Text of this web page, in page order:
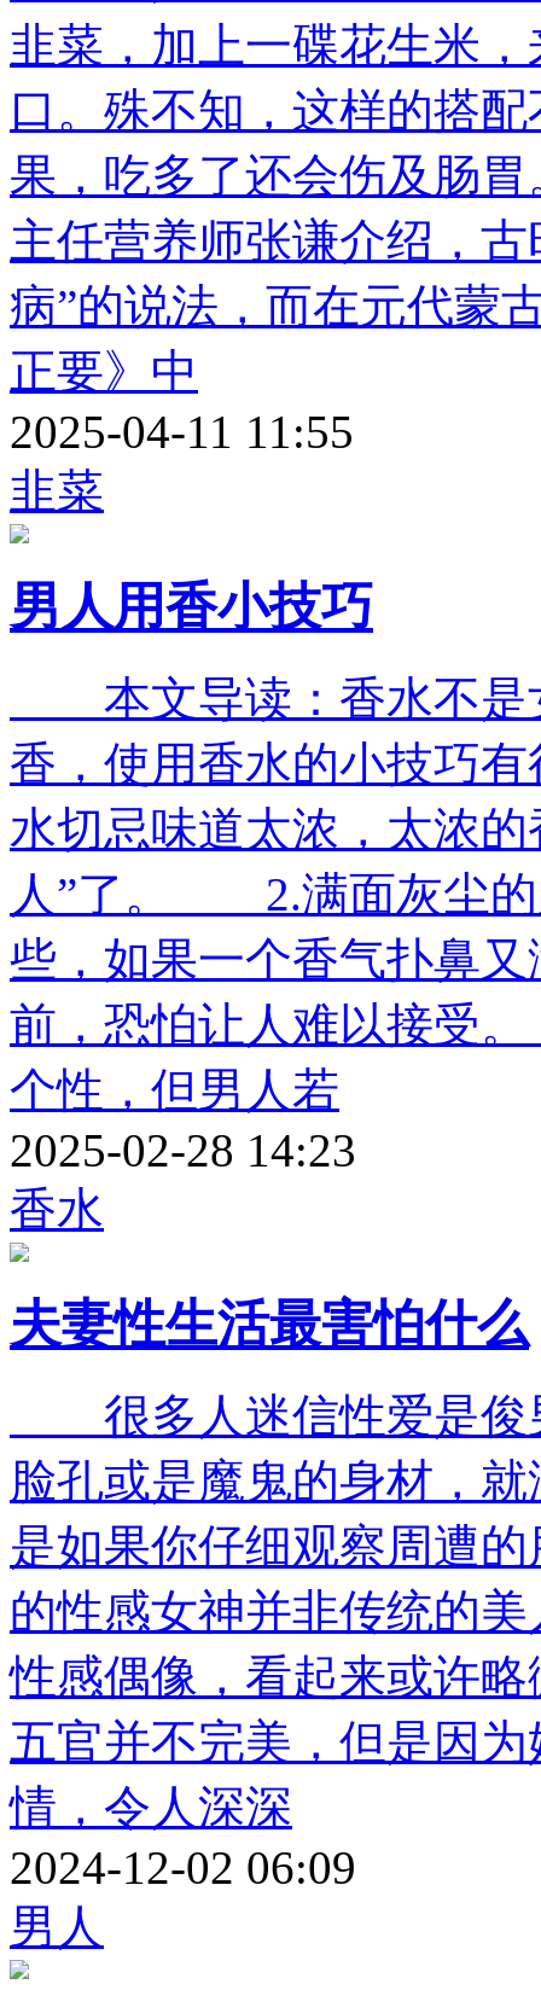
韭菜，加上一碟花生米
口。殊不知，这样的搭
果，吃多了还会伤及肠
主任营养师张谦介绍，
病”的说法，而在元代蒙
正要》中
2025-04-11 11:55
韭菜
男人用香小技巧
本文导读：香水不是
香，使用香水的小技巧
水切忌味道太浓，太浓
人”了。 2.满面灰尘的
些，如果一个香气扑鼻
前，恐怕让人难以接受
个性，但男人若
2025-02-28 14:23
香水
夫妻性生活最害怕什么
很多人迷信性爱是俊
脸孔或是魔鬼的身材
是如果你仔细观察周遭
的性感女神并非传统的
性感偶像，看起来或许
五官并不完美，但是因
情，令人深深
2024-12-02 06:09
男人